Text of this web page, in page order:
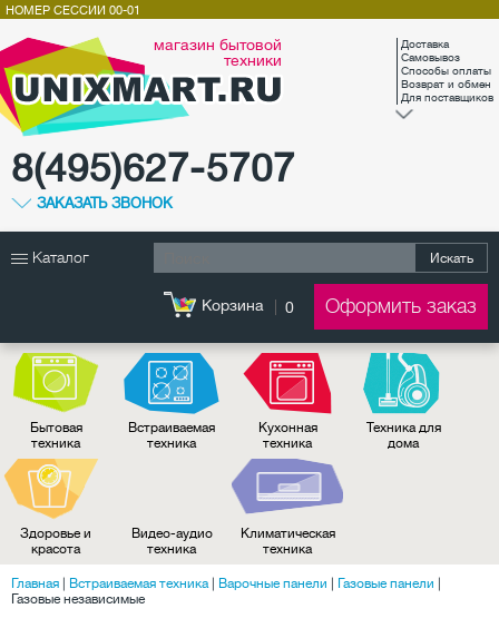
магазин бытовой
техники
8(495)627-5707
ЗАКАЗАТЬ ЗВОНОК
Доставка
Самовывоз
Способы оплаты
Возврат и обмен
Для поставщиков
НОМЕР СЕССИИ 00-01
Каталог Искать
Корзина 0 Оформить заказ
Бытовая
техника
Встраиваемая
техника
Кухонная
техника
Техника для
дома
Здоровье и
красота
Видео-аудио
техника
Климатическая
техника
Главная Встраиваемая техника| Варочные панели Газовые панели
Газовые независимые